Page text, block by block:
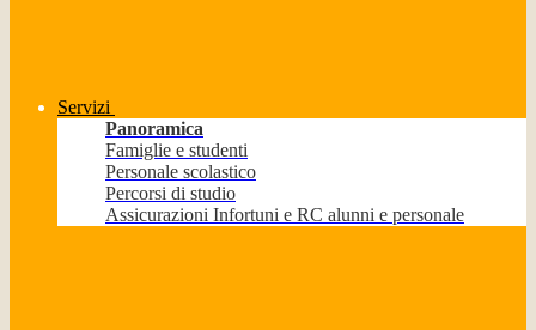
Servizi
Panoramica
Famiglie e studenti
Personale scolastico
Percorsi di studio
Assicurazioni Infortuni e RC alunni e personale